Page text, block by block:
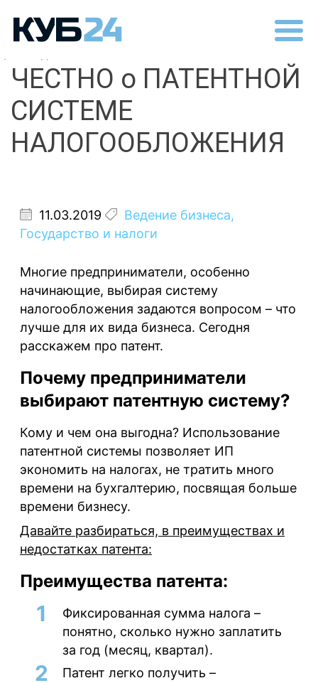
ЧЕСТНО о ПАТЕНТНОЙ
СИСТЕМЕ
НАЛОГООБЛОЖЕНИЯ
11.03.2019 Ведение бизнеса,
Государство и налоги
Многие предприниматели, особенно
начинающие, выбирая систему
налогообложения задаются вопросом – что
лучше для их вида бизнеса. Сегодня
расскажем про патент.
Почему предприниматели
выбирают патентную систему?
Кому и чем она выгодна? Использование
патентной системы позволяет ИП
экономить на налогах, не тратить много
времени на бухгалтерию, посвящая больше
времени бизнесу.
Давайте разбираться, в преимуществах и
недостатках патента:
Преимущества патента:
Фиксированная сумма налога –
понятно, сколько нужно заплатить
за год (месяц, квартал).
Патент легко получить –